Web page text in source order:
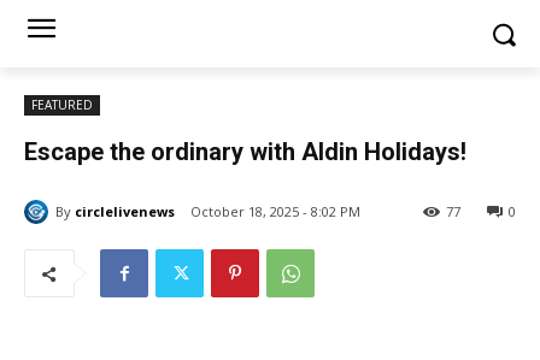
FEATURED
Escape the ordinary with Aldin Holidays!
By circlelivenews October 18, 2025 - 8:02 PM 0
77